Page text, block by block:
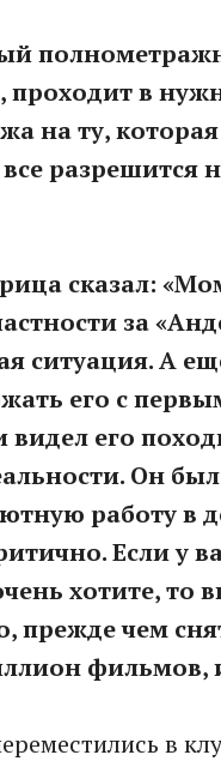
проходит в
на ту, которая
разрешится
сказал:
за
ситуация. А
его с
его
Он
работу в
Если у
хотите, то
прежде чем
фильмов,
в